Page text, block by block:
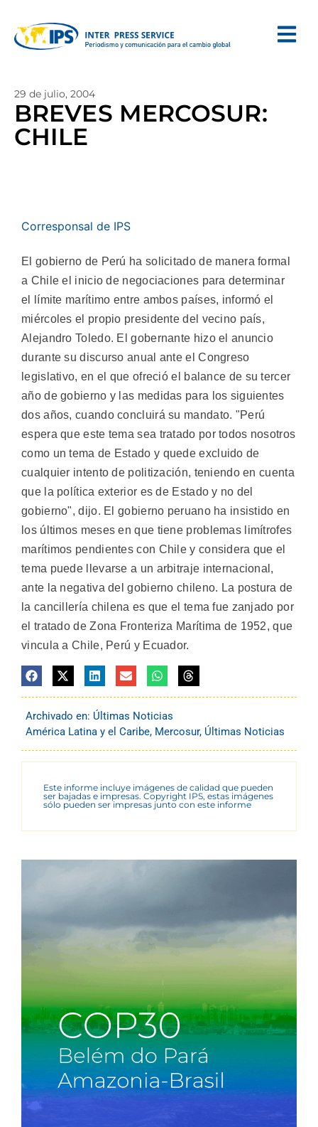
29 de julio, 2004
BREVES MERCOSUR:
CHILE
Corresponsal de IPS
El gobierno de Perú ha solicitado de manera formal
a Chile el inicio de negociaciones para determinar
el límite marítimo entre ambos países, informó el
miércoles el propio presidente del vecino país,
Alejandro Toledo. El gobernante hizo el anuncio
durante su discurso anual ante el Congreso
legislativo, en el que ofreció el balance de su tercer
año de gobierno y las medidas para los siguientes
dos años, cuando concluirá su mandato. "Perú
espera que este tema sea tratado por todos nosotros
como un tema de Estado y quede excluido de
cualquier intento de politización, teniendo en cuenta
que la política exterior es de Estado y no del
gobierno", dijo. El gobierno peruano ha insistido en
los últimos meses en que tiene problemas limítrofes
marítimos pendientes con Chile y considera que el
tema puede llevarse a un arbitraje internacional,
ante la negativa del gobierno chileno. La postura de
la cancillería chilena es que el tema fue zanjado por
el tratado de Zona Fronteriza Marítima de 1952, que
vincula a Chile, Perú y Ecuador.
Archivado en: Últimas Noticias
América Latina y el Caribe, Mercosur, Últimas Noticias
Este informe incluye imágenes de calidad que pueden
ser bajadas e impresas. Copyright IPS, estas imágenes
sólo pueden ser impresas junto con este informe